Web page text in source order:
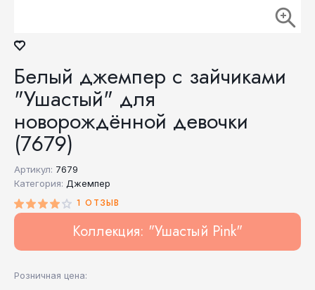
Белый джемпер с зайчиками
"Ушастый" для
новорождённой девочки
(7679)
Артикул: 7679
Категория: Джемпер
1 ОТЗЫВ
Коллекция: "Ушастый Pink"
Розничная цена: